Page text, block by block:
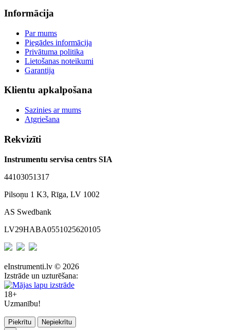
Informācija
Par mums
Piegādes informācija
Privātuma politika
Lietošanas noteikumi
Garantija
Klientu apkalpošana
Sazinies ar mums
Atgriešana
Rekvizīti
Instrumentu servisa centrs SIA
44103051317
Pilsoņu 1 K3, Rīga, LV 1002
AS Swedbank
LV29HABA0551025620105
eInstrumenti.lv © 2026
Izstrāde un uzturēšana:
18+
Uzmanību!
Piekrītu
Nepiekrītu